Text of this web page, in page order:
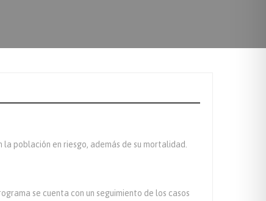
población en riesgo, además de su mortalidad.
se cuenta con un seguimiento de los casos